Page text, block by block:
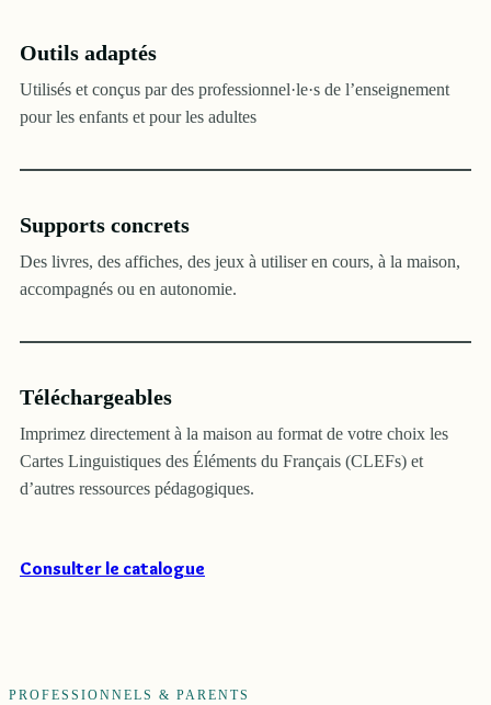
Outils adaptés
Utilisés et conçus par des professionnel·le·s de l’enseignement
pour les enfants et pour les adultes
Supports concrets
Des livres, des affiches, des jeux à utiliser en cours, à la maison,
accompagnés ou en autonomie.
Téléchargeables
Imprimez directement à la maison au format de votre choix les
Cartes Linguistiques des Éléments du Français (CLEFs) et
d’autres ressources pédagogiques.
Consulter le catalogue
PROFESSIONNELS & PARENTS